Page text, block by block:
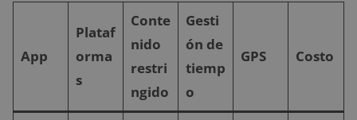
App
Plataf
orma
s
Conte
nido
restri
ngido
Gesti
ón de
tiemp
o
GPS Costo